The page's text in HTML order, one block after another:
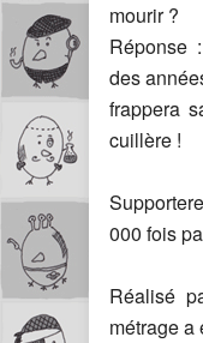
mourir ?
Réponse
des
frappera
cuillère !
000 fois
Réalisé
métrage a